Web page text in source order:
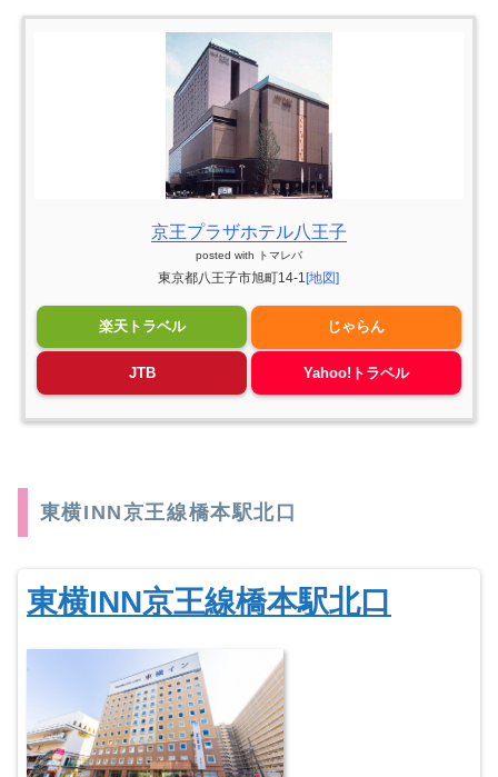
京王プラザホテル八王子
posted with トマレバ
東京都八王子市旭町14-1[地図]
楽天トラベル じゃらん
JTB Yahoo!トラベル
東横INN京王線橋本駅北口
東横INN京王線橋本駅北口